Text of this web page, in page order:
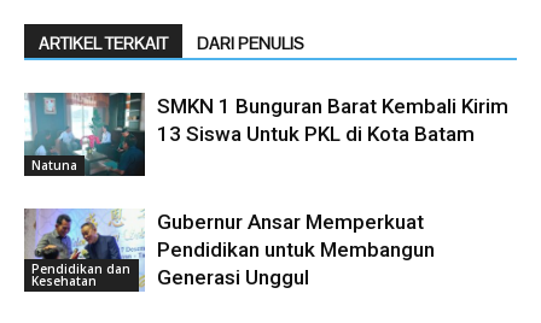
ARTIKEL TERKAIT DARI PENULIS
Natuna
SMKN 1 Bunguran Barat Kembali Kirim
13 Siswa Untuk PKL di Kota Batam
Pendidikan dan
Kesehatan
Gubernur Ansar Memperkuat
Pendidikan untuk Membangun
Generasi Unggul